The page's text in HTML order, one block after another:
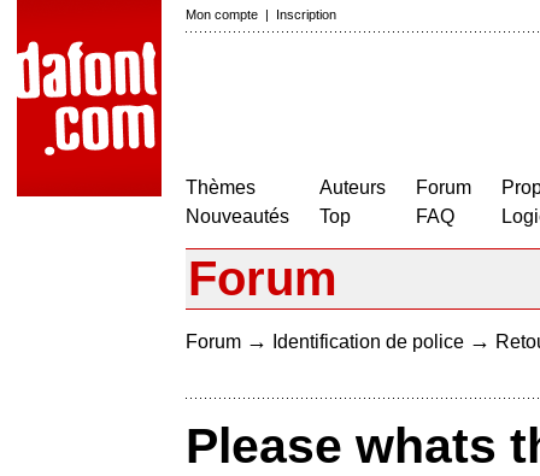
Mon compte | Inscription
Thèmes
Nouveautés
Auteurs
Top
Forum
FAQ
Forum
Forum → Identification de police →
Please whats